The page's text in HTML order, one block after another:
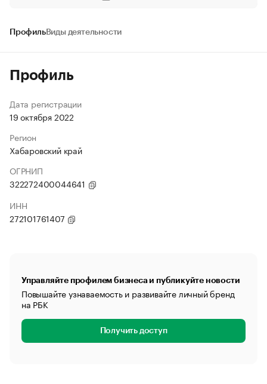
ПрофильВиды деятельности
Профиль
Дата регистрации
19 октября 2022
Регион
Хабаровский край
ОГРНИП
322272400044641
ИНН
272101761407
Управляйте профилем бизнеса и публикуйте новости
Повышайте узнаваемость и развивайте личный бренд
на РБК
Получить доступ